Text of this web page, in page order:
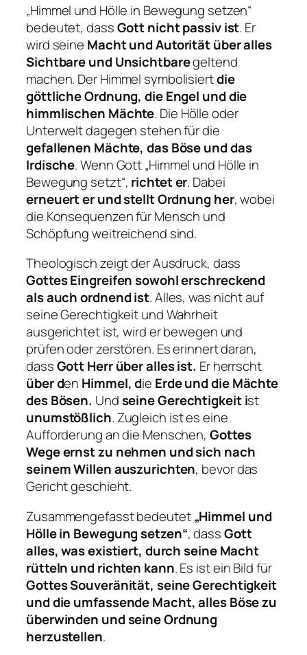
„Himmel und Hölle in Bewegung setzen“
bedeutet, dassGott nicht passiv ist. Er
wird seine Macht und Autorität über alles
Sichtbare und Unsichtbaregeltend
machen. Der Himmel symbolisiertdie
göttliche Ordnung, die Engel und die
himmlischen Mächte. Die Hölle oder
Unterwelt dagegen stehen für die
gefallenen Mächte, das Böse und das
Irdische. Wenn Gott „Himmel und Hölle in
Bewegung setzt“, richtet er. Dabei
erneuert er und stellt Ordnung her, wobei
die Konsequenzen für Mensch und
Schöpfung weitreichend sind.
Theologisch zeigt der Ausdruck, dass
Gottes Eingreifen sowohl erschreckend
als auch ordnend ist. Alles, was nicht auf
seine Gerechtigkeit und Wahrheit
ausgerichtet ist, wird er bewegen und
prüfen oder zerstören. Es erinnert daran,
dassGott Herr über alles ist. Er herrscht
über den Himmel, die Erde und die Mächte
des Bösen. Undseine Gerechtigkeit ist
unumstößlich. Zugleich ist es eine
Aufforderung an die Menschen, Gottes
Wege ernst zu nehmen und sich nach
seinem Willen auszurichten, bevor das
Gericht geschieht.
Zusammengefasst bedeutet„Himmel und
Hölle in Bewegung setzen“, dassGott
alles, was existiert, durch seine Macht
rütteln und richten kann. Es ist ein Bild für
Gottes Souveränität, seine Gerechtigkeit
und die umfassende Macht, alles Böse zu
überwinden und seine Ordnung
herzustellen.